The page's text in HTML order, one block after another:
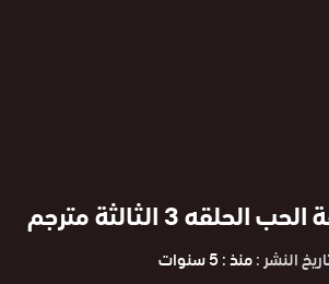
3 الثالثة مترجم
النشر :منذ : 5 سنوات